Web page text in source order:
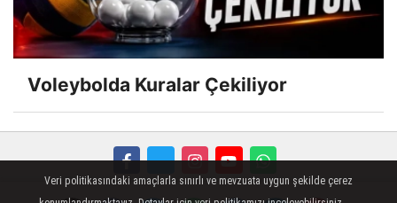
Voleybolda Kuralar Çekiliyor
Veri politikasındaki amaçlarla sınırlı ve mevzuata uygun şekilde çerez